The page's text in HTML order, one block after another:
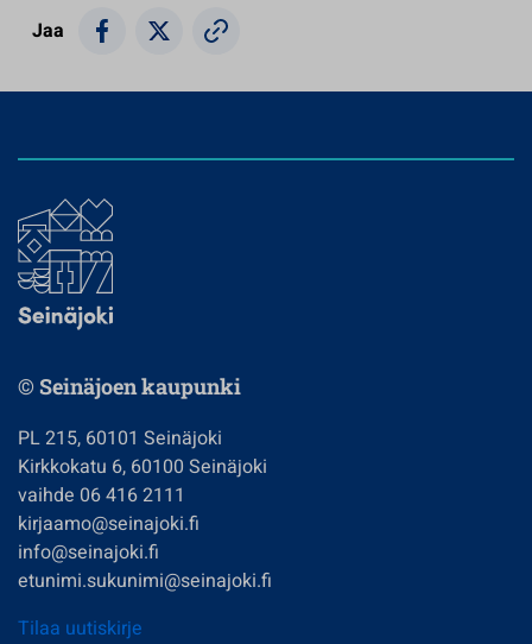
Jaa
© Seinäjoen kaupunki
PL 215, 60101 Seinäjoki
Kirkkokatu 6, 60100 Seinäjoki
vaihde 06 416 2111
kirjaamo@seinajoki.fi
info@seinajoki.fi
etunimi.sukunimi@seinajoki.fi
Tilaa uutiskirje